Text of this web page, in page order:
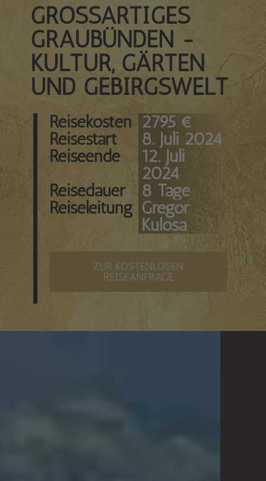
GROSSARTIGES G
RAUBÜNDEN - K
ULTUR, GÄRTEN U
ND GEBIRGSWELT
Reisekosten 2795 €
Reisestart
8. Juli 2024
Reiseende
12. Juli
2024
Reisedauer
8 Tage
Reiseleitung Gregor
Kulosa
ZUR KOSTENLOSEN
REISEANFRAGE